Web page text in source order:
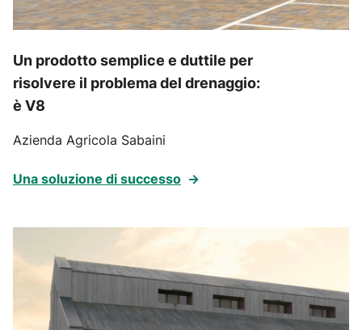
Un prodotto semplice e duttile per
risolvere il problema del drenaggio:
è V8
Azienda Agricola Sabaini
Una soluzione di successo →